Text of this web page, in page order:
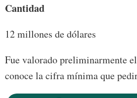
Cantidad
12 millones de dólares
Fue valorado preliminarmente
conoce la cifra mínima que